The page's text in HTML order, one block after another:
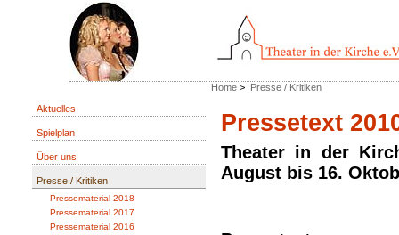
Home > Presse / Kritiken
Aktuelles
Spielplan
Über uns
Presse / Kritiken
Pressematerial 2018
Pressematerial 2017
Pressematerial 2016
Pressetext
Theater in der
August bis 16.